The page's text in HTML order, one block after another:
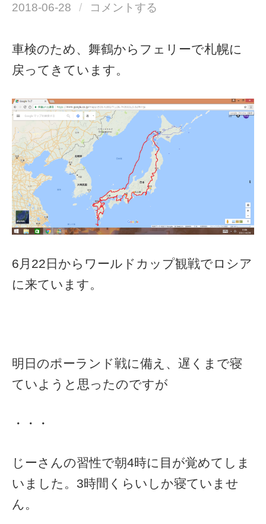
2018-06-28 / コメントする
車検のため、舞鶴からフェリーで札幌に
戻ってきています。
6月22日からワールドカップ観戦でロシア
に来ています。
明日のポーランド戦に備え、遅くまで寝
ていようと思ったのですが
・・・
じーさんの習性で朝4時に目が覚めてしま
いました。3時間くらいしか寝ていませ
ん。